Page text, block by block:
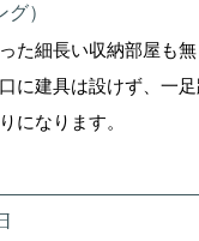
）
た細長い収納部屋も無
に建具は設けず、一
になります。